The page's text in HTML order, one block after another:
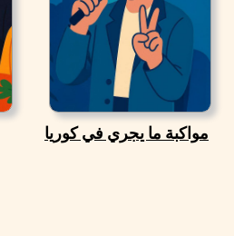
مواكبة ما يجري في كوريا